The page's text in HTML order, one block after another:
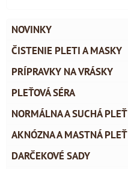
NOVINKY
ČISTENIE PLETI A MASKY
PRÍPRAVKY NA VRÁSKY
PLEŤOVÁ SÉRA
NORMÁLNA A SUCHÁ PLEŤ
AKNÓZNA A MASTNÁ PLEŤ
DARČEKOVÉ SADY